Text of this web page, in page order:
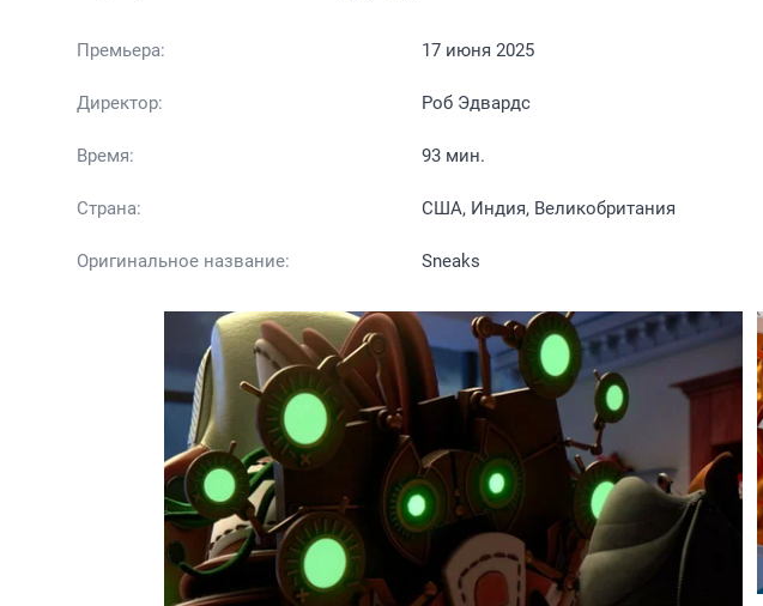
Премьера: 17 июня 2025
Директор: Роб Эдвардс
Время: 93 мин.
Страна: США, Индия, Великобритания
Оригинальное название: Sneaks